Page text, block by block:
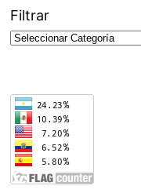
Filtrar